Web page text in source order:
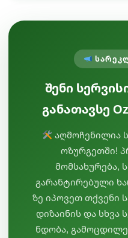
შენი
განათავსე
აღმოჩენილია
ოზურგეთში!
მომსახურება,
გარანტირებული
ზე იპოვეთ თქვენი
დიზაინის და სხვა
ნდობა,